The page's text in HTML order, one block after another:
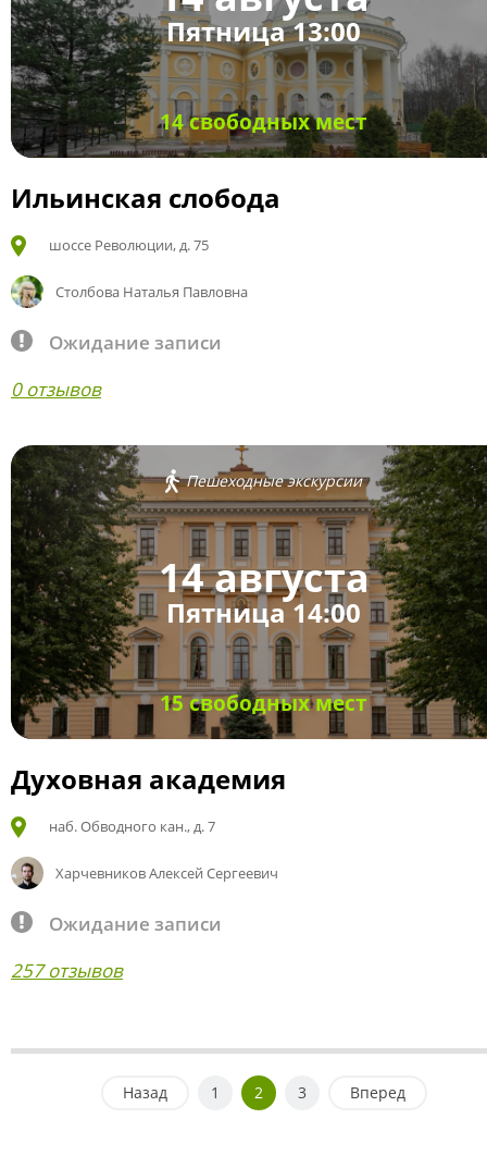
Пятница 13:00
14 свободных мест
Ильинская слобода
шоссе Революции, д. 75
Столбова Наталья Павловна
Ожидание записи
0 отзывов
Пешеходные экскурсии
14 августа
Пятница 14:00
15 свободных мест
Духовная академия
наб. Обводного кан., д. 7
Харчевников Алексей Сергеевич
Ожидание записи
257 отзывов
Назад 1 2 3 Вперед